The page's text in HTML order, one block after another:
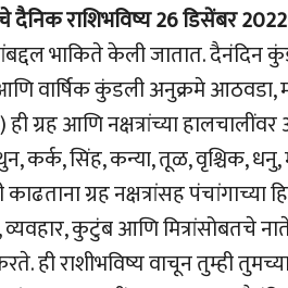
दैनिक राशिभविष्य 26 डिसेंबर
भाकिते केली जातात. दैनंदिन
वार्षिक कुंडली अनुक्रमे आठवडा,
ग्रह आणि नक्षत्रांच्या
कर्क, सिंह, कन्या, तूळ, वृश्चिक,
ग्रह नक्षत्रांसह
व्यवहार, कुटुंब आणि मित्रांसोबतचे
ही राशीभविष्य वाचून तुम्ही